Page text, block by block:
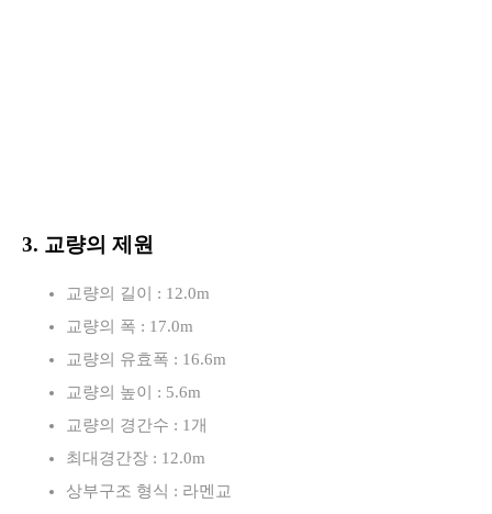
3. 교량의 제원
교량의 길이 : 12.0m
교량의 폭 : 17.0m
교량의 유효폭 : 16.6m
교량의 높이 : 5.6m
교량의 경간수 : 1개
최대경간장 : 12.0m
상부구조 형식 : 라멘교